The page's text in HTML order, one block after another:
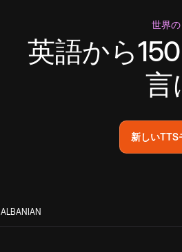
世界
英語から
言
新しいTTS
ALBANIAN